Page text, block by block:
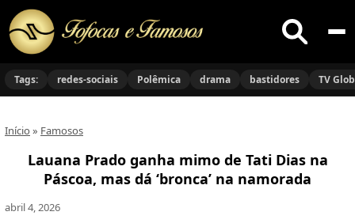
Buscar
no
Tags: redes-sociais Polêmica drama bastidores TV
Início » Famosos
Lauana Prado ganha mimo de Tati Dias na
Páscoa, mas dá ‘bronca’ na namorada
abril 4, 2026